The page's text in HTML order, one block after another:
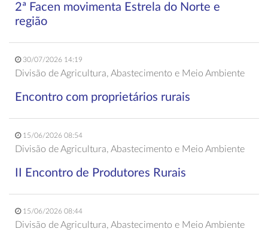
2ª Facen movimenta Estrela do Norte e
região
30/07/2026 14:19
Divisão de Agricultura, Abastecimento e Meio Ambiente
Encontro com proprietários rurais
15/06/2026 08:54
Divisão de Agricultura, Abastecimento e Meio Ambiente
II Encontro de Produtores Rurais
15/06/2026 08:44
Divisão de Agricultura, Abastecimento e Meio Ambiente